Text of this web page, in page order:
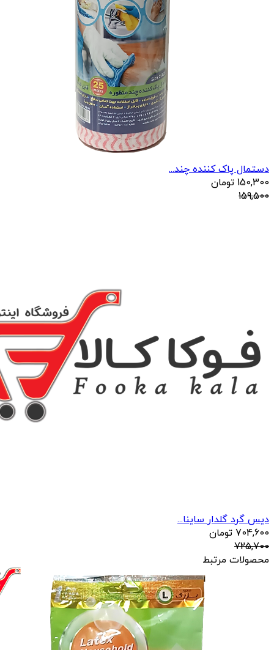
دستمال پاک کننده چند...
150,300 تومان
159,500
دیس گرد گلدار ساینا...
704,600 تومان
725,700
محصولات مرتبط